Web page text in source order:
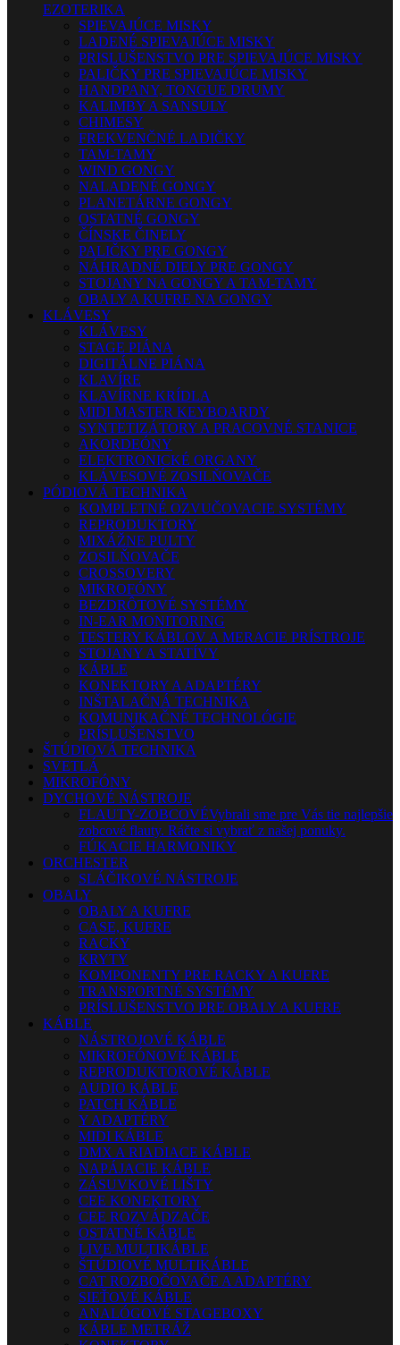
EZOTERIKA
SPIEVAJÚCE MISKY
LADENÉ SPIEVAJÚCE MISKY
PRISLUŠENSTVO PRE SPIEVAJÚCE MISKY
PALIČKY PRE SPIEVAJÚCE MISKY
HANDPANY, TONGUE DRUMY
KALIMBY A SANSULY
CHIMESY
FREKVENČNÉ LADIČKY
TAM-TAMY
WIND GONGY
NALADENÉ GONGY
PLANETÁRNE GONGY
OSTATNÉ GONGY
ČÍNSKE ČINELY
PALIČKY PRE GONGY
NÁHRADNÉ DIELY PRE GONGY
STOJANY NA GONGY A TAM-TAMY
OBALY A KUFRE NA GONGY
KLÁVESY
KLÁVESY
STAGE PIÁNA
DIGITÁLNE PIÁNA
KLAVÍRE
KLAVÍRNE KRÍDLA
MIDI MASTER KEYBOARDY
SYNTETIZÁTORY A PRACOVNÉ STANICE
AKORDEÓNY
ELEKTRONICKÉ ORGANY
KLÁVESOVÉ ZOSILŇOVAČE
PÓDIOVÁ TECHNIKA
KOMPLETNÉ OZVUČOVACIE SYSTÉMY
REPRODUKTORY
MIXÁŽNE PULTY
ZOSILŇOVAČE
CROSSOVERY
MIKROFÓNY
BEZDRÔTOVÉ SYSTÉMY
IN-EAR MONITORING
TESTERY KÁBLOV A MERACIE PRÍSTROJE
STOJANY A STATÍVY
KÁBLE
KONEKTORY A ADAPTÉRY
INŠTALAČNÁ TECHNIKA
KOMUNIKAČNÉ TECHNOLÓGIE
PRÍSLUŠENSTVO
ŠTÚDIOVÁ TECHNIKA
SVETLÁ
MIKROFÓNY
DYCHOVÉ NÁSTROJE
FLAUTY-ZOBCOVÉVybrali sme pre Vás tie najlepšie
zobcové flauty. Ráčte si vybrať z našej ponuky.
FÚKACIE HARMONIKY
ORCHESTER
SLÁČIKOVÉ NÁSTROJE
OBALY
OBALY A KUFRE
CASE, KUFRE
RACKY
KRYTY
KOMPONENTY PRE RACKY A KUFRE
TRANSPORTNÉ SYSTÉMY
PRÍSLUŠENSTVO PRE OBALY A KUFRE
KÁBLE
NÁSTROJOVÉ KÁBLE
MIKROFÓNOVÉ KÁBLE
REPRODUKTOROVÉ KÁBLE
AUDIO KÁBLE
PATCH KÁBLE
Y ADAPTÉRY
MIDI KÁBLE
DMX A RIADIACE KÁBLE
NAPÁJACIE KÁBLE
ZÁSUVKOVÉ LIŠTY
CEE KONEKTORY
CEE ROZVÁDZAČE
OSTATNÉ KÁBLE
LIVE MULTIKÁBLE
ŠTÚDIOVÉ MULTIKÁBLE
CAT ROZBOČOVAČE A ADAPTÉRY
SIEŤOVÉ KÁBLE
ANALÓGOVÉ STAGEBOXY
KÁBLE METRÁŽ